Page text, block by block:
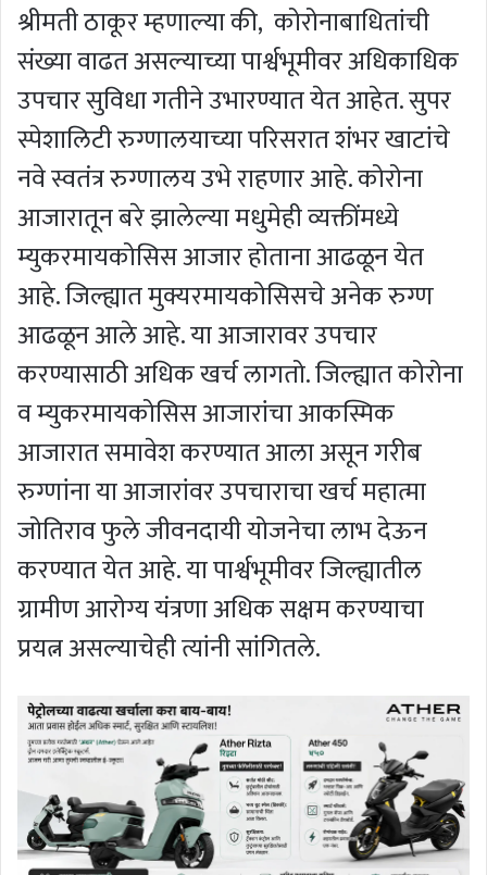
श्रीमती ठाकूर म्हणाल्या की, कोरोनाबाधितांची
संख्या वाढत असल्याच्या पार्श्वभूमीवर अधिकाधिक
उपचार सुविधा गतीने उभारण्यात येत आहेत. सुपर
स्पेशालिटी रुग्णालयाच्या परिसरात शंभर खाटांचे
नवे स्वतंत्र रुग्णालय उभे राहणार आहे. कोरोना
आजारातून बरे झालेल्या मधुमेही व्यक्तींमध्ये
म्युकरमायकोसिस आजार होताना आढळून येत
आहे. जिल्ह्यात मुक्यरमायकोसिसचे अनेक रुग्ण
आढळून आले आहे. या आजारावर उपचार
करण्यासाठी अधिक खर्च लागतो. जिल्ह्यात कोरोना
व म्युकरमायकोसिस आजारांचा आकस्मिक
आजारात समावेश करण्यात आला असून गरीब
रुग्णांना या आजारांवर उपचाराचा खर्च महात्मा
जोतिराव फुले जीवनदायी योजनेचा लाभ देऊन
करण्यात येत आहे. या पार्श्वभूमीवर जिल्ह्यातील
ग्रामीण आरोग्य यंत्रणा अधिक सक्षम करण्याचा
प्रयत्न असल्याचेही त्यांनी सांगितले.